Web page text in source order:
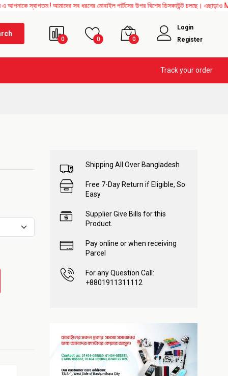
! আমাদের সব ধরনের মোবাইল পার্টসের উপর বিশেষ ডিসকাউন্ট চলছে। এছাড়াও Mother
0 0 0
Login
Register
Track your order
Shipping All Over Bangladesh
Free 7-Day Return if Eligible, So
Easy
Supplier Give Bills for this
Product.
Pay online or when receiving
Parcel
For any Question Call:
+8801911311112